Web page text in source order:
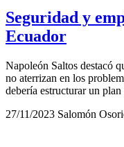
Seguridad y
Ecuador
Napoleón Saltos destacó
no aterrizan en los
debería estructurar un
27/11/2023 Salomón